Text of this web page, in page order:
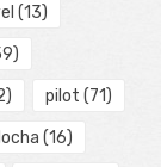
(13)
pilot (71)
(16)